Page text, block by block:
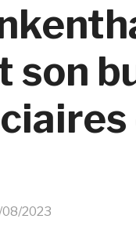
son
08/2023